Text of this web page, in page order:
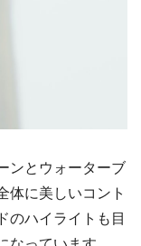
ンとウォーターブ
体に美しいコント
のハイライトも目